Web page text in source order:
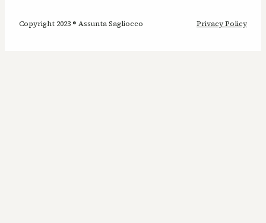
Copyright 2023 ® Assunta Sagliocco Privacy Policy